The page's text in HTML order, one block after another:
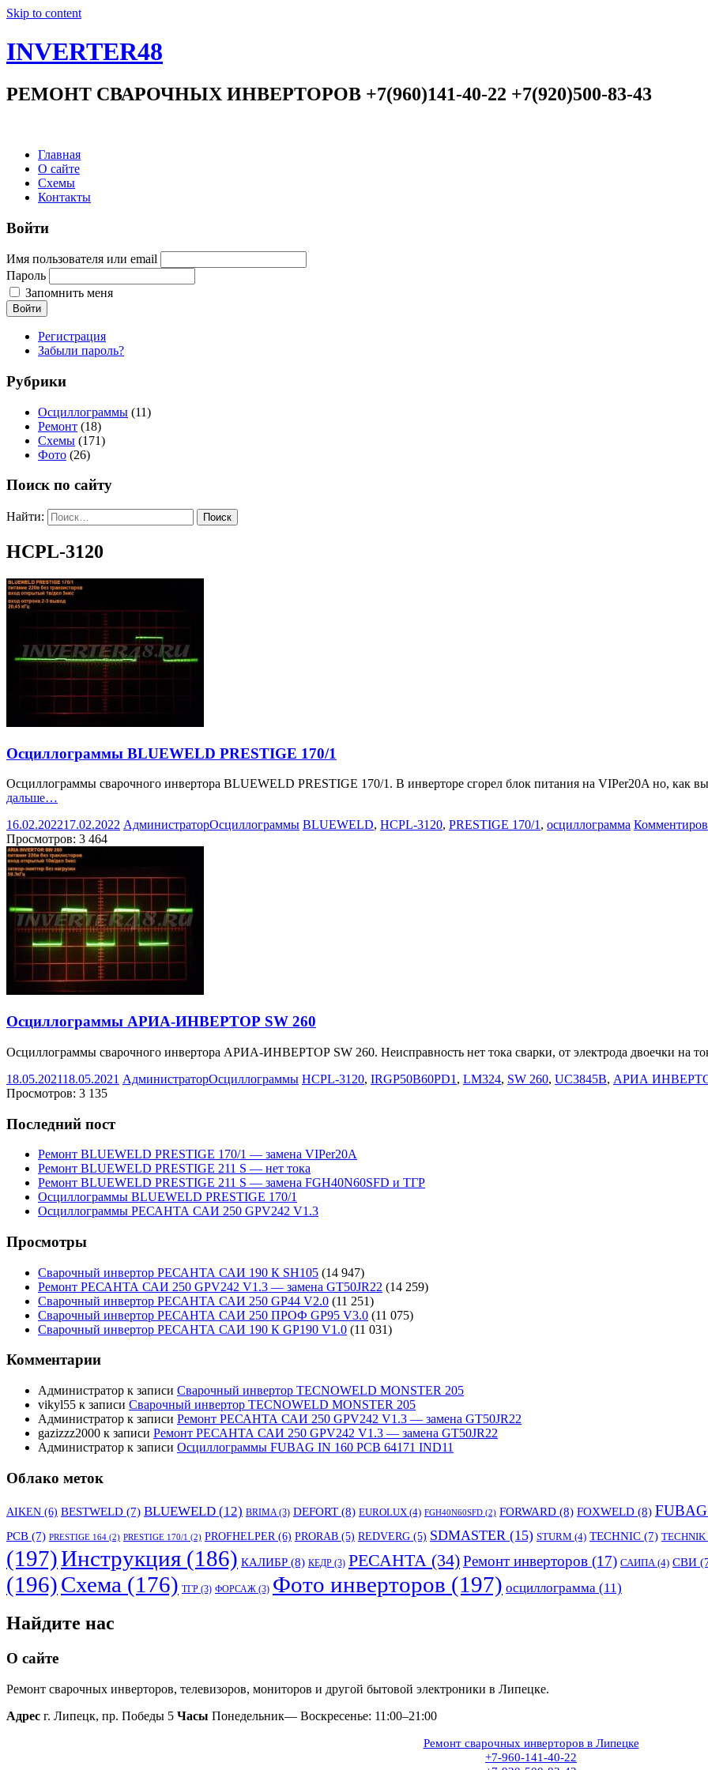
Skip to content
INVERTER48
РЕМОНТ СВАРОЧНЫХ ИНВЕРТОРОВ +7(960)141-40-22 +7(920)500-83-43
Главная
О сайте
Схемы
Контакты
Войти
Имя пользователя или email
Пароль
Запомнить меня
Войти
Регистрация
Забыли пароль?
Рубрики
Осциллограммы (11)
Ремонт (18)
Схемы (171)
Фото (26)
Поиск по сайту
Найти:
HCPL-3120
Осциллограммы BLUEWELD PRESTIGE 170/1
Осциллограммы сварочного инвертора BLUEWELD PRESTIGE 170/1. В инверторе сгорел блок питания на VIPer20A но, как
дальше…
16.02.202217.02.2022 АдминистраторОсциллограммы BLUEWELD, HCPL-3120, PRESTIGE 170/1 , осциллограмма
Просмотров: 3 464
Осциллограммы АРИА-ИНВЕРТОР SW 260
Осциллограммы сварочного инвертора АРИА-ИНВЕРТОР SW 260. Неисправность нет тока сварки, от электрода двоечки на
18.05.202118.05.2021 АдминистраторОсциллограммы HCPL-3120, IRGP50B60PD1 , LM324, SW 260, UC3845B, АРИА
Просмотров: 3 135
Последний пост
Ремонт BLUEWELD PRESTIGE 170/1 — замена VIPer20A
Ремонт BLUEWELD PRESTIGE 211 S — нет тока
Ремонт BLUEWELD PRESTIGE 211 S — замена FGH40N60SFD и ТГР
Осциллограммы BLUEWELD PRESTIGE 170/1
Осциллограммы РЕСАНТА САИ 250 GPV242 V1.3
Просмотры
Сварочный инвертор РЕСАНТА САИ 190 К SH105 (14 947)
Ремонт РЕСАНТА САИ 250 GPV242 V1.3 — замена GT50JR22 (14 259)
Сварочный инвертор РЕСАНТА САИ 250 GP44 V2.0 (11 251)
Сварочный инвертор РЕСАНТА САИ 250 ПРОФ GP95 V3.0 (11 075)
Сварочный инвертор РЕСАНТА САИ 190 К GP190 V1.0 (11 031)
Комментарии
Администратор к записи Сварочный инвертор TECNOWELD MONSTER 205
vikyl55 к записи Сварочный инвертор TECNOWELD MONSTER 205
Администратор к записи Ремонт РЕСАНТА САИ 250 GPV242 V1.3 — замена GT50JR22
gazizzz2000 к записи Ремонт РЕСАНТА САИ 250 GPV242 V1.3 — замена GT50JR22
Администратор к записи Осциллограммы FUBAG IN 160 PCB 64171 IND11
Облако меток
AIKEN (6) BESTWELD (7) BLUEWELD (12) BRIMA (3) DEFORT (8) EUROLUX (4) FGH40N60SFD (2) FORWARD (8) FOXWELD (8) FUBAG
PCB (7) PRESTIGE 164 (2) PRESTIGE 170/1 (2) PROFHELPER (6) PRORAB (5) REDVERG (5) SDMASTER (15) STURM (4) TECHNIC (7) TECHNIK
(197)Инструкция (186) КАЛИБР (8) КЕДР (3) РЕСАНТА (34)Ремонт инверторов (17) САИПА (4) СВИ
(196)Схема (176) ТГР (3) ФОРСАЖ (3) Фото инверторов (197) осциллограмма (11)
Найдите нас
О сайте
Ремонт сварочных инверторов, телевизоров, мониторов и другой бытовой электроники в Липецке.
Адрес г. Липецк, пр. Победы 5 Часы Понедельник— Воскресенье: 11:00–21:00
Ремонт сварочных инверторов в Липецке
+7-960-141-40-22